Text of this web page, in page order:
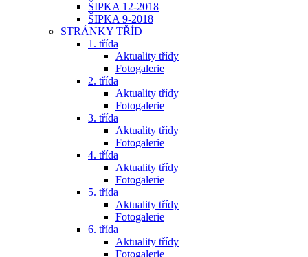
ŠIPKA 12-2018
ŠIPKA 9-2018
STRÁNKY TŘÍD
1. třída
Aktuality třídy
Fotogalerie
2. třída
Aktuality třídy
Fotogalerie
3. třída
Aktuality třídy
Fotogalerie
4. třída
Aktuality třídy
Fotogalerie
5. třída
Aktuality třídy
Fotogalerie
6. třída
Aktuality třídy
Fotogalerie